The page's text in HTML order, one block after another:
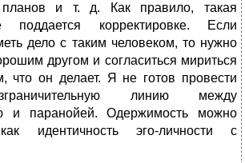
планов и т. д. Как правило, такая
поддается корректировке. Если
дело с таким человеком, то нужно
другом и согласиться мириться
что он делает. Я не готов провести
линию между
и паранойей. Одержимость можно
идентичность эго-личности с